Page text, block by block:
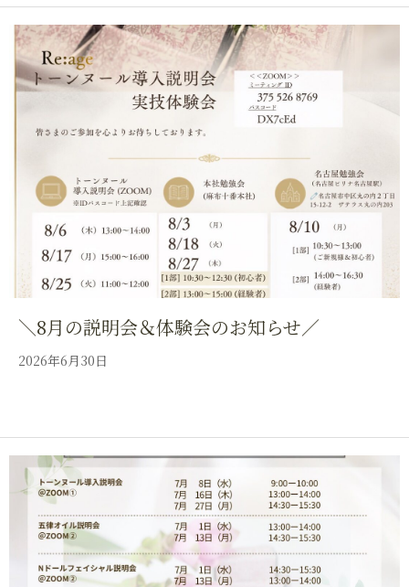
＼8月の説明会＆体験会のお知らせ／
2026年6月30日